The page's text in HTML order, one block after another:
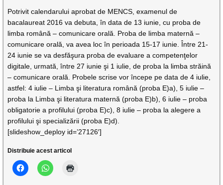
Potrivit calendarului aprobat de MENCS, examenul de
bacalaureat 2016 va debuta, în data de 13 iunie, cu proba de
limba română – comunicare orală. Proba de limba maternă –
comunicare orală, va avea loc în perioada 15-17 iunie. Între 21-
24 iunie se va desfăşura proba de evaluare a competenţelor
digitale, urmată, între 27 iunie şi 1 iulie, de proba la limba străină
– comunicare orală. Probele scrise vor începe pe data de 4 iulie,
astfel: 4 iulie – Limba şi literatura română (proba E)a), 5 iulie –
proba la Limba şi literatura maternă (proba E)b), 6 iulie – proba
obligatorie a profilului (proba E)c), 8 iulie – proba la alegere a
profilului şi specializării (proba E)d).
[slideshow_deploy id=’27126′]
Distribuie acest articol